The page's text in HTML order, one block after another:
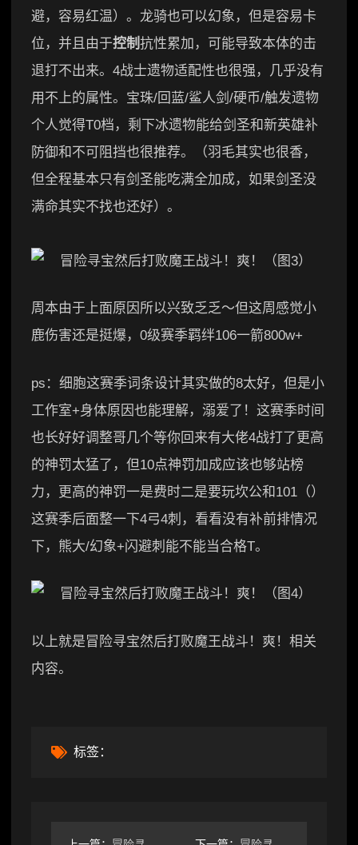
避，容易红温）。龙骑也可以幻象，但是容易卡
位，并且由于控制抗性累加，可能导致本体的击
退打不出来。4战士遗物适配性也很强，几乎没有
用不上的属性。宝珠/回蓝/鲨人剑/硬币/触发遗物
个人觉得T0档，剩下冰遗物能给剑圣和新英雄补
防御和不可阻挡也很推荐。（羽毛其实也很香，
但全程基本只有剑圣能吃满全加成，如果剑圣没
满命其实不找也还好）。
周本由于上面原因所以兴致乏乏～但这周感觉小
鹿伤害还是挺爆，0级赛季羁绊106一箭800w+
ps：细胞这赛季词条设计其实做的8太好，但是小
工作室+身体原因也能理解，溺爱了！这赛季时间
也长好好调整哥几个等你回来有大佬4战打了更高
的神罚太猛了，但10点神罚加成应该也够站榜
力，更高的神罚一是费时二是要玩坎公和101（）
这赛季后面整一下4弓4刺，看看没有补前排情况
下，熊大/幻象+闪避刺能不能当合格T。
以上就是冒险寻宝然后打败魔王战斗！爽！相关
内容。
标签：